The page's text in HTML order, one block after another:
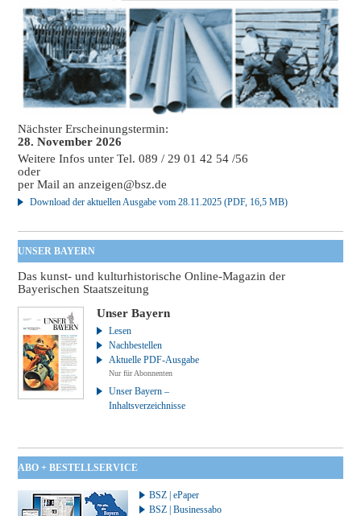
Nächster Erscheinungstermin:
28. November 2026
Weitere Infos unter Tel. 089 / 29 01 42 54 /56
oder
per Mail ananzeigen@bsz.de
Download der aktuellen Ausgabe vom 28.11.2025 (PDF, 16,5 MB)
UNSER BAYERN
Das kunst- und kulturhistorische Online-Magazin der
Bayerischen Staatszeitung
Unser Bayern
Lesen
Nachbestellen
Aktuelle PDF-Ausgabe
Nur für Abonnenten
Unser Bayern –
Inhaltsverzeichnisse
ABO + BESTELLSERVICE
BSZ | ePaper
BSZ | Businessabo